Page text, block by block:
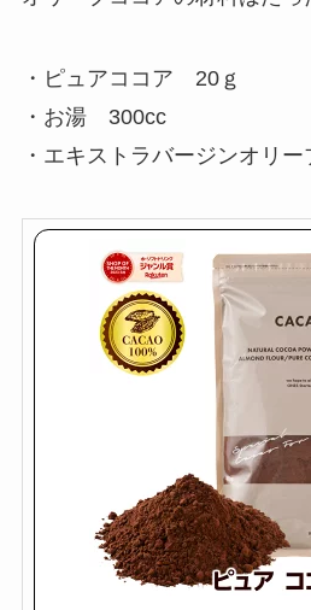
・ピュアココア 20ｇ
・お湯 300cc
・エキストラバージンオリ